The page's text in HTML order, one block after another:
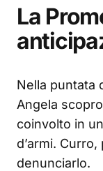
La
Nella puntata
Angela
coinvolto in
d’armi.
denunciarlo.